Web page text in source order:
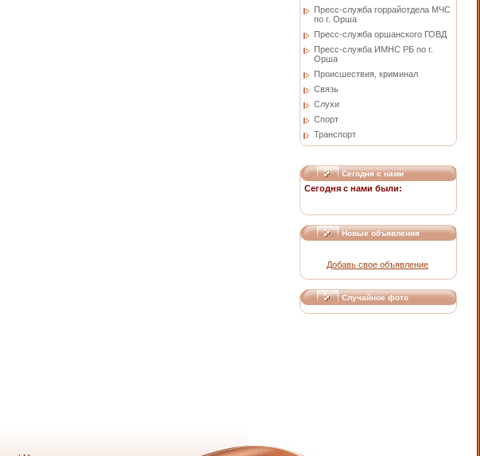
Пресс-служба горрайотдела МЧС
по г. Орша
Пресс-служба оршанского ГОВД
Пресс-служба ИМНС РБ по г.
Орша
Проиcшествия, криминал
Связь
Слухи
Спорт
Транспорт
Сегодня с нами
Сегодня с нами были:
Новые объявления
Добавь свое объявление
Случайное фото